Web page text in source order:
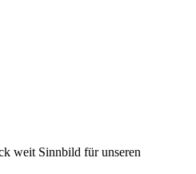
weit Sinnbild für unseren